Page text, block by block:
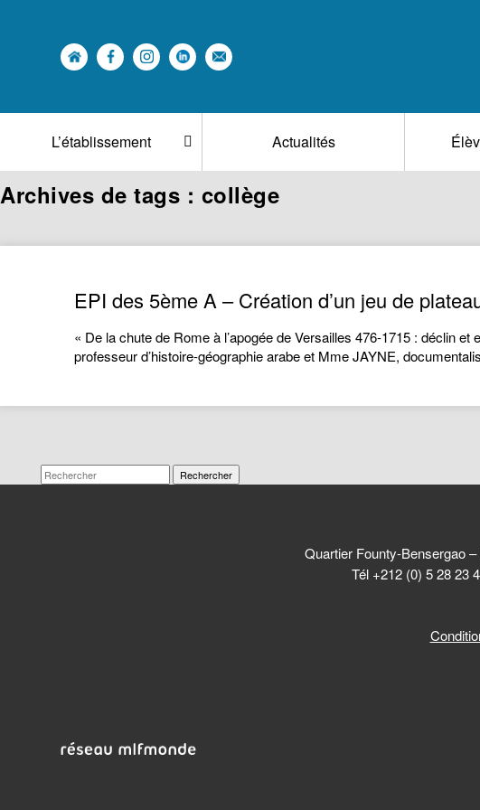
L’établissement Actualités
Archives de tags : collège
EPI des 5ème A – Création d’un jeu de
« De la chute de Rome à l’apogée de Versailles 476-1715 : déclin
professeur d’histoire-géographie arabe et Mme JAYNE,
Rechercher
Quartier Founty-Bensergao
Tél +212 (0) 5 28 23